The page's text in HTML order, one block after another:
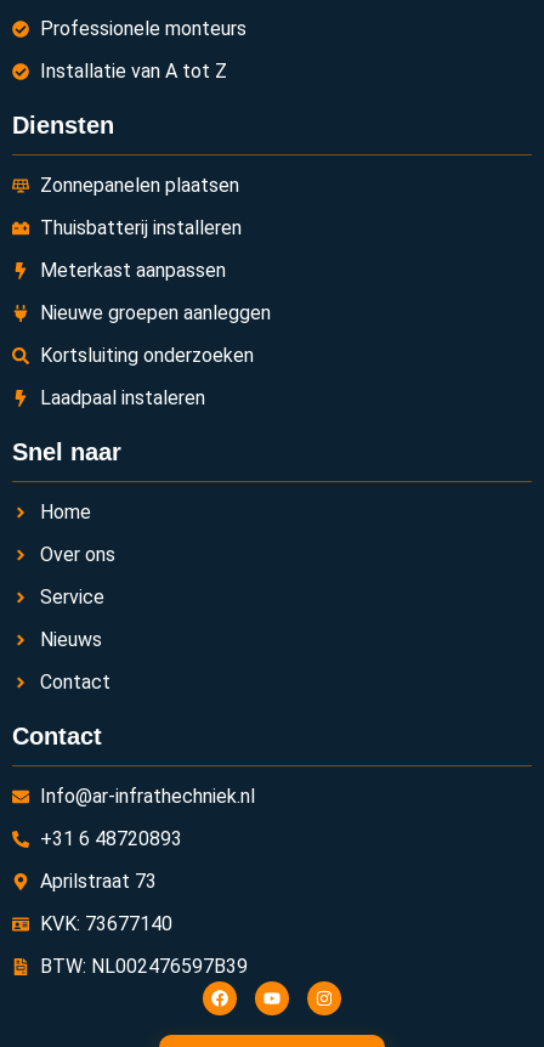
Professionele monteurs
Installatie van A tot Z
Diensten
Zonnepanelen plaatsen
Thuisbatterij installeren
Meterkast aanpassen
Nieuwe groepen aanleggen
Kortsluiting onderzoeken
Laadpaal instaleren
Snel naar
Home
Over ons
Service
Nieuws
Contact
Contact
Info@ar-infrathechniek.nl
+31 6 48720893
Aprilstraat 73
KVK: 73677140
BTW: NL002476597B39